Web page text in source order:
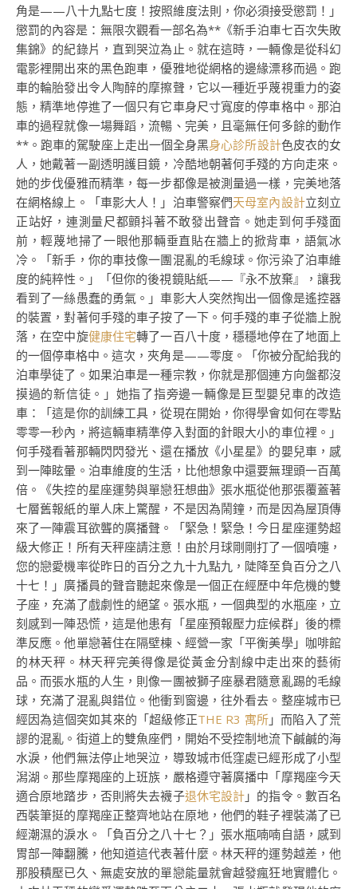
角是——八十九點七度！按照維度法則，你必須接受懲罰！」
懲罰的內容是：無限次觀看一部名為**《新手泊車七百次失敗
集錦》的紀錄片，直到哭泣為止。就在這時，一輛像是從科幻
電影裡開出來的黑色跑車，優雅地從網格的邊緣漂移而過。跑
車的輪胎發出令人陶醉的摩擦聲，它以一種近乎蔑視重力的姿
態，精準地停進了一個只有它車身尺寸寬度的停車格中。那泊
車的過程就像一場舞蹈，流暢、完美，且毫無任何多餘的動作
**。跑車的駕駛座上走出一個全身黑身心診所設計色皮衣的女
人，她戴著一副透明護目鏡，冷酷地朝著何手殘的方向走來。
她的步伐優雅而精準，每一步都像是被測量過一樣，完美地落
在網格線上。「車影大人！」泊車警察們天母室內設計立刻立
正站好，連測量尺都顫抖著不敢發出聲音。她走到何手殘面
前，輕蔑地掃了一眼他那輛垂直貼在牆上的掀背車，語氣冰
冷。「新手，你的車技像一團混亂的毛線球。你污染了泊車維
度的純粹性。」「但你的後視鏡貼紙——『永不放棄』，讓我
看到了一絲愚蠢的勇氣。」車影大人突然掏出一個像是遙控器
的裝置，對著何手殘的車子按了一下。何手殘的車子從牆上脫
落，在空中旋健康住宅轉了一百八十度，穩穩地停在了地面上
的一個停車格中。這次，夾角是——零度。「你被分配給我的
泊車學徒了。如果泊車是一種宗教，你就是那個連方向盤都沒
摸過的新信徒。」她指了指旁邊一輛像是巨型嬰兒車的改造
車：「這是你的訓練工具，從現在開始，你得學會如何在零點
零零一秒內，將這輛車精準停入對面的針眼大小的車位裡。」
何手殘看著那輛閃閃發光、還在播放《小星星》的嬰兒車，感
到一陣眩暈。泊車維度的生活，比他想象中還要無理頭一百萬
倍。《失控的星座運勢與單戀狂想曲》張水瓶從他那張覆蓋著
七層舊報紙的單人床上驚醒，不是因為鬧鐘，而是因為屋頂傳
來了一陣震耳欲聾的廣播聲。「緊急！緊急！今日星座運勢超
級大修正！所有天秤座請注意！由於月球剛剛打了一個噴嚏，
您的戀愛機率從昨日的百分之九十九點九，陡降至負百分之八
十七！」廣播員的聲音聽起來像是一個正在經歷中年危機的雙
子座，充滿了戲劇性的絕望。張水瓶，一個典型的水瓶座，立
刻感到一陣恐慌，這是他患有「星座預報壓力症候群」後的標
準反應。他單戀著住在隔壁棟、經營一家「平衡美學」咖啡館
的林天秤。林天秤完美得像是從黃金分割線中走出來的藝術
品。而張水瓶的人生，則像一團被獅子座暴君隨意亂踢的毛線
球，充滿了混亂與錯位。他衝到窗邊，往外看去。整座城市已
經因為這個突如其來的「超級修正THE R3 寓所」而陷入了荒
謬的混亂。街道上的雙魚座們，開始不受控制地流下鹹鹹的海
水淚，他們無法停止地哭泣，導致城市低窪處已經形成了小型
潟湖。那些摩羯座的上班族，嚴格遵守著廣播中「摩羯座今天
適合原地踏步，否則將失去襪子退休宅設計 」的指令。數百名
西裝筆挺的摩羯座正整齊地站在原地，他們的鞋子裡裝滿了已
經潮濕的淚水。「負百分之八十七？」張水瓶喃喃自語，感到
胃部一陣翻騰，他知道這代表著什麼。林天秤的運勢越差，他
那股積壓已久、無處安放的單戀能量就會越發瘋狂地實體化。